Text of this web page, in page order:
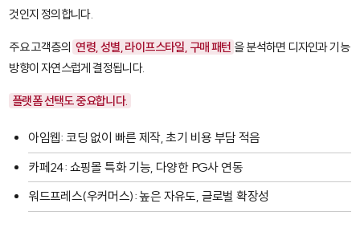
것인지 정의합니다.
주요 고객층의 연령, 성별, 라이프스타일, 구매 패턴 을 분석하면 디자인과 기능
방향이 자연스럽게 결정됩니다.
플랫폼 선택도 중요합니다.
아임웹: 코딩 없이 빠른 제작, 초기 비용 부담 적음
카페24: 쇼핑몰 특화 기능, 다양한 PG사 연동
워드프레스(우커머스): 높은 자유도, 글로벌 확장성